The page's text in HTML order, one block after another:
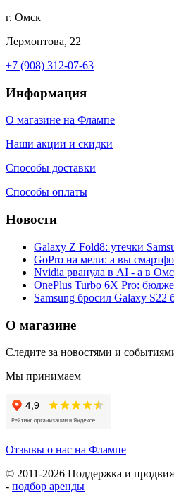
г. Омск
Лермонтова, 22
+7 (908) 312-07-63
Информация
О магазине на Флампе
Наши акции и скидки
Способы доставки
Способы оплаты
Новости
Galaxy Z Fold8: утечки
GoPro на мели: а вы
Nvidia рванула в AI - а в
OnePlus Turbo 6X Pro:
Samsung бросил Galaxy S22
О магазине
Следите за новостями и
Мы принимаем
Отзывы о нас на Флампе
© 2011-2026 Поддержка и
- подбор аренды